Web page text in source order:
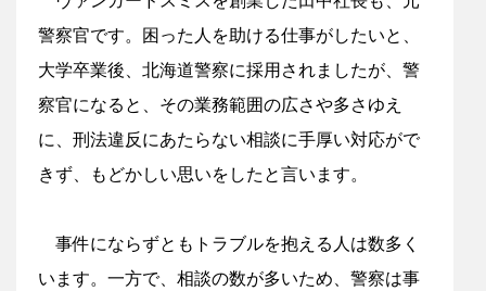
警察官です。困った人を助ける仕事がしたいと、
大学卒業後、北海道警察に採用されましたが、警
察官になると、その業務範囲の広さや多さゆえ
に、刑法違反にあたらない相談に手厚い対応がで
きず、もどかしい思いをしたと言います。
事件にならずともトラブルを抱える人は数多く
います。一方で、相談の数が多いため、警察は事